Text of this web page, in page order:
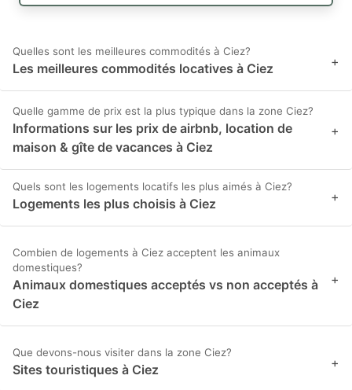
Quelles sont les meilleures commodités à Ciez?
Les meilleures commodités locatives à Ciez +
Quelle gamme de prix est la plus typique dans la zone Ciez?
Informations sur les prix de airbnb, location de
maison & gîte de vacances à Ciez
+
Quels sont les logements locatifs les plus aimés à Ciez?
Logements les plus choisis à Ciez +
Combien de logements à Ciez acceptent les animaux
domestiques?
Animaux domestiques acceptés vs non acceptés à
Ciez
+
Que devons-nous visiter dans la zone Ciez?
Sites touristiques à Ciez +